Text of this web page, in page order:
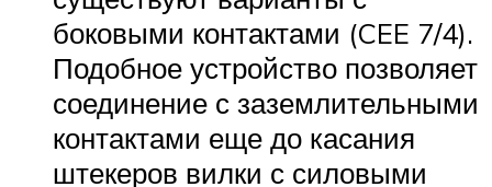
боковыми контактами (CEE 7/4).
Подобное устройство позволяет
соединение с заземлительными
контактами еще до касания
штекеров вилки с силовыми